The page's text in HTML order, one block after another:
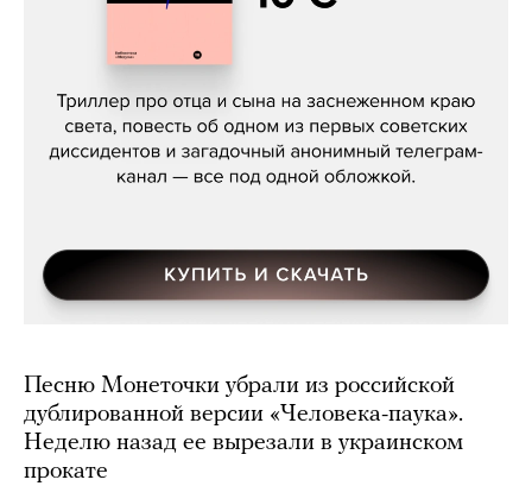
Даниил Туровский, «Разрыв»
Песню Монеточки убрали из российской
дублированной версии «Человека-паука».
Неделю назад ее вырезали в украинском
прокате